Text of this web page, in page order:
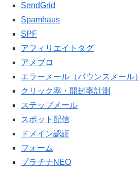
SendGrid
Spamhaus
SPF
アフィリエイトタグ
アメブロ
エラーメール（バウンスメール）
クリック率・開封率計測
ステップメール
スポット配信
ドメイン認証
フォーム
プラチナNEO